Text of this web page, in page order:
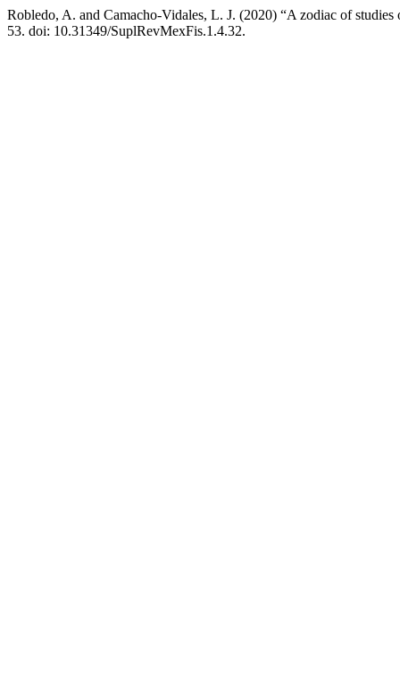
Robledo, A. and Camacho-Vidales, L. J. (2020) “A zodiac of studies
53. doi: 10.31349/SuplRevMexFis.1.4.32.